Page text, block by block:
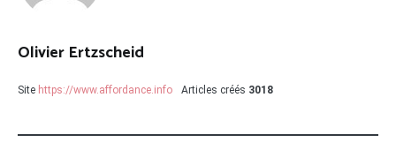
Olivier Ertzscheid
Site https://www.affordance.info Articles créés 3018